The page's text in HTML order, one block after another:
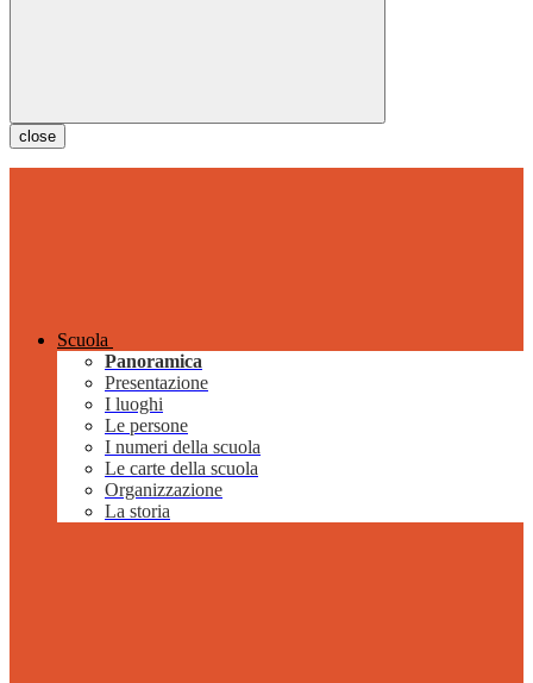
close
Scuola
Panoramica
Presentazione
I luoghi
Le persone
I numeri della scuola
Le carte della scuola
Organizzazione
La storia